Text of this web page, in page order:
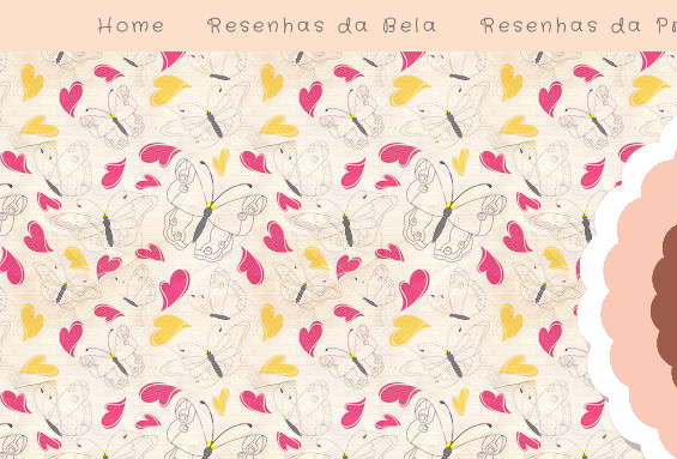
Home Resenhas da Bela Resenhas da